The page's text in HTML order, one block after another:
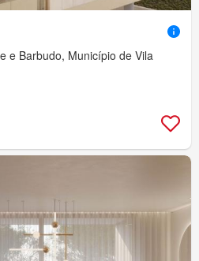
e Barbudo, Município de Vila